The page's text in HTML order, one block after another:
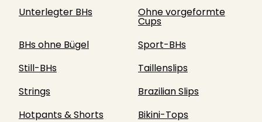
Unterlegter BHs
Ohne vorgeformte
Cups
BHs ohne Bügel
Sport-BHs
Still-BHs
Taillenslips
Strings
Brazilian Slips
Hotpants & Shorts
Bikini-Tops